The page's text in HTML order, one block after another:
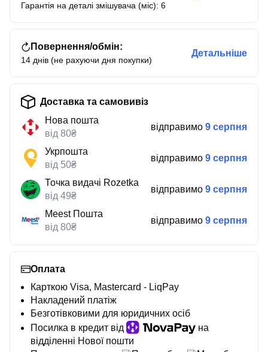
Гарантія на деталі змішувача (міс): 6
Повернення/обмін:
14 днів (не рахуючи дня покупки)
Детальніше
Доставка та самовивіз
Нова пошта
від 80₴
відправимо 9 серпня
Укрпошта
від 50₴
відправимо 9 серпня
Точка видачі Rozetka
від 49₴
відправимо 9 серпня
Meest Пошта
від 80₴
відправимо 9 серпня
Оплата
Карткою Visa, Mastercard - LiqPay
Накладений платіж
Безготівковими для юридичних осіб
Посилка в кредит від
на
відділенні Нової пошти